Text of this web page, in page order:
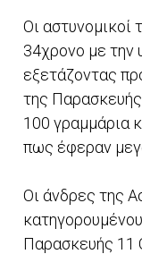
Οι αστυνομικοί
34χρονο με την
εξετάζοντας
της
100 γραμμάρια
πως έφεραν
Οι άνδρες της
Παρασκευής 11